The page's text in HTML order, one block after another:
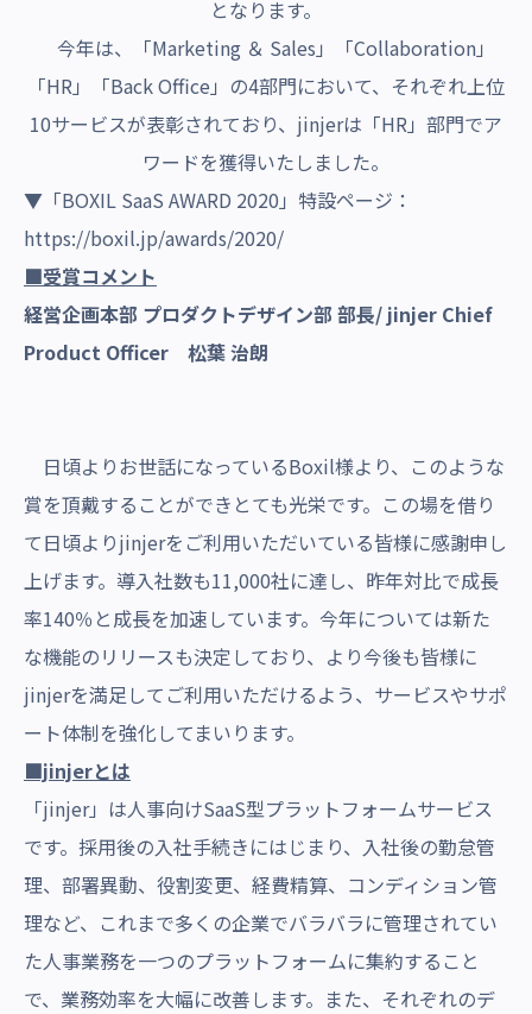
となります。
今年は、「Marketing ＆ Sales」「Collaboration」
「HR」「Back Office」の4部門において、それぞれ上位
10サービスが表彰されており、jinjerは「HR」部門でア
ワードを獲得いたしました。
▼「BOXIL SaaS AWARD 2020」特設ページ：
https://boxil.jp/awards/2020/
■受賞コメント
経営企画本部 プロダクトデザイン部 部長/ jinjer Chief
Product Officer 松葉 治朗
日頃よりお世話になっているBoxil様より、このような
賞を頂戴することができとても光栄です。この場を借り
て日頃よりjinjerをご利用いただいている皆様に感謝申し
上げます。導入社数も11,000社に達し、昨年対比で成長
率140％と成長を加速しています。今年については新た
な機能のリリースも決定しており、より今後も皆様に
jinjerを満足してご利用いただけるよう、サービスやサポ
ート体制を強化してまいります。
■jinjerとは
「jinjer」は人事向けSaaS型プラットフォームサービス
です。採用後の入社手続きにはじまり、入社後の勤怠管
理、部署異動、役割変更、経費精算、コンディション管
理など、これまで多くの企業でバラバラに管理されてい
た人事業務を一つのプラットフォームに集約すること
で、業務効率を大幅に改善します。また、それぞれのデ